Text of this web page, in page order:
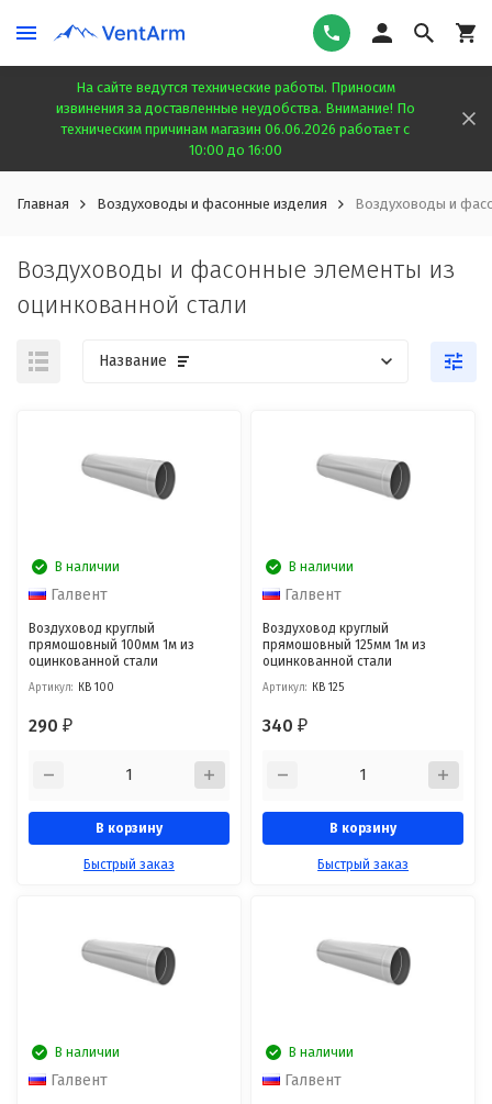
На сайте ведутся технические работы. Приносим
извинения за доставленные неудобства. Внимание! По
техническим причинам магазин 06.06.2026 работает с
10:00 до 16:00
Главная Воздуховоды и фасонные изделия Воздуховоды и
Воздуховоды и фасонные элементы из
оцинкованной стали
Название
В наличии
Галвент
Воздуховод круглый
прямошовный 100мм 1м из
оцинкованной стали
Артикул: КВ 100
290₽
В корзину
Быстрый заказ
В наличии
Галвент
Воздуховод круглый
прямошовный 125мм 1м из
оцинкованной стали
Артикул: КВ 125
340₽
В корзину
Быстрый заказ
В наличии
Галвент
В наличии
Галвент